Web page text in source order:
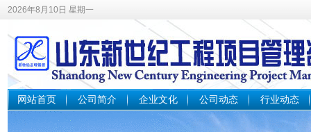
2026年8月10日 星期一
网站首页 公司简介 企业文化 公司动态 行业动态